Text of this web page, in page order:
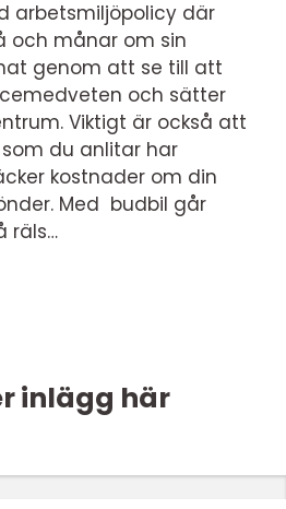
arbetsmiljöpolicy där
och månar om sin
genom att se till att
och sätter
Viktigt är också att
du anlitar har
kostnader om din
Med budbil går
räls…
inlägg här